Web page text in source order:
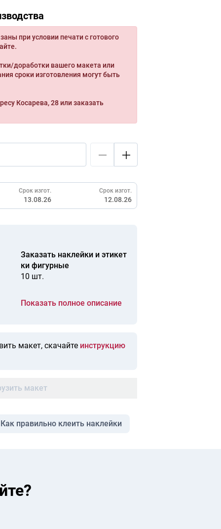
при условии печати с готового
доработки вашего макета или
сроки изготовления могут быть
Косарева, 28 или заказать
Срок изгот.
13.08.26
Срок изгот.
12.08.26
Заказать наклейки и этикет
ки фигурные
10 шт.
Показать полное описание
макет, скачайте инструкцию
макет
Как правильно клеить наклейки